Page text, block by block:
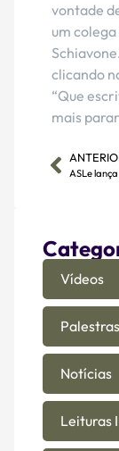
vontade
um
clicando
“Que
mais
Vídeos
Palestras
Notícias
Leituras